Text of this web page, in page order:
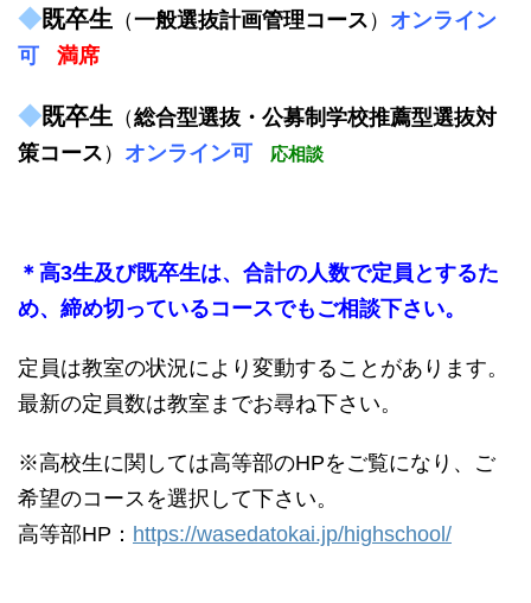
◆既卒生 （一般選抜計画管理コース ） オンライン
可
満席
◆既卒生 （総合型選抜・公募制学校推薦型選抜対
策コース ） オンライン可 応相談
＊高3生及び既卒生は、合計の人数で定員とするた
め、締め切っているコースでもご相談下さい。
定員は教室の状況により変動することがあります。
最新の定員数は教室までお尋ね下さい。
※高校生に関しては高等部のHPをご覧になり、ご
希望のコースを選択して下さい。
高等部HP： https://wasedatokai.jp/highschool/